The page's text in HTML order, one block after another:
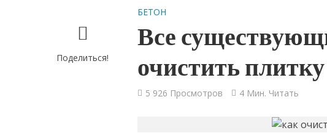
Поделиться!
БЕТОН
Все
очистить
5 926 Просмотров 4 Мин. Читать